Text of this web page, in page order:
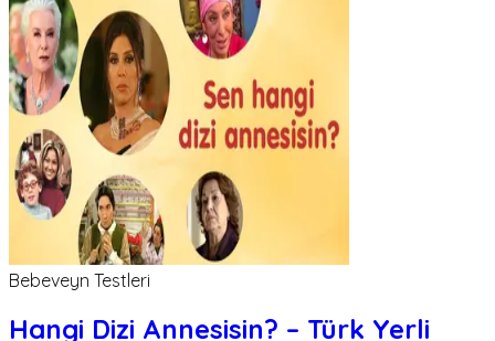
Bebeveyn Testleri
Hangi Dizi Annesisin? – Türk Yerli